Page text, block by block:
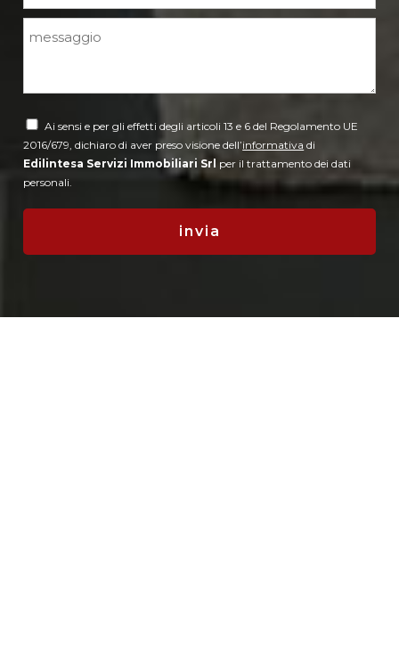
Ai sensi e per gli effetti degli articoli 13 e 6 del Regolamento UE
2016/679, dichiaro di aver preso visione dell’informativa di
Edilintesa Servizi Immobiliari Srl per il trattamento dei dati
personali.